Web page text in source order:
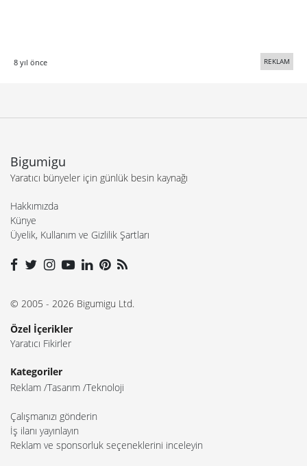
8 yıl önce REKLAM
Bigumigu
Yaratıcı bünyeler için günlük besin kaynağı
Hakkımızda
Künye
Üyelik, Kullanım ve Gizlilik Şartları
© 2005 - 2026 Bigumigu Ltd.
Özel İçerikler
Yaratıcı Fikirler
Kategoriler
Reklam Tasarım Teknoloji
Çalışmanızı gönderin
İş ilanı yayınlayın
Reklam ve sponsorluk seçeneklerini inceleyin